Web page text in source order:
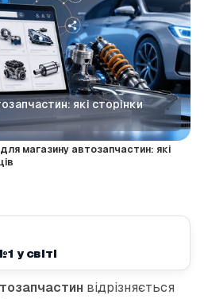
які сторінки
для магазину автозапчастин: які
у світі
відрізняється